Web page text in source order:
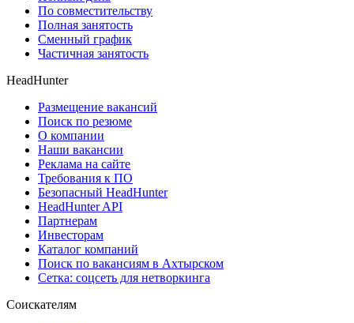
По совместительству
Полная занятость
Сменный график
Частичная занятость
HeadHunter
Размещение вакансий
Поиск по резюме
О компании
Наши вакансии
Реклама на сайте
Требования к ПО
Безопасный HeadHunter
HeadHunter API
Партнерам
Инвесторам
Каталог компаний
Поиск по вакансиям в Ахтырском
Сетка: соцсеть для нетворкинга
Соискателям